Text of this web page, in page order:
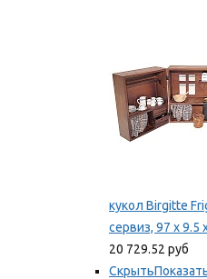
кукол Birgitte
сервиз, 97 x 9.5
20 729.52 руб
Скрыть